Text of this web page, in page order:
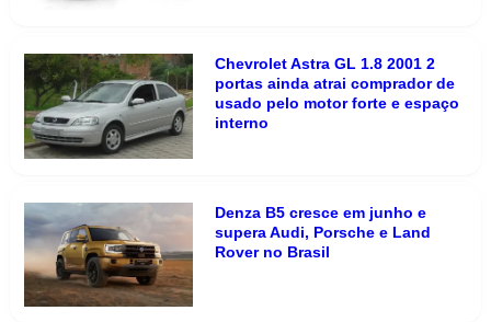
Chevrolet Astra GL 1.8 2001 2
portas ainda atrai comprador de
usado pelo motor forte e espaço
interno
Denza B5 cresce em junho e
supera Audi, Porsche e Land
Rover no Brasil